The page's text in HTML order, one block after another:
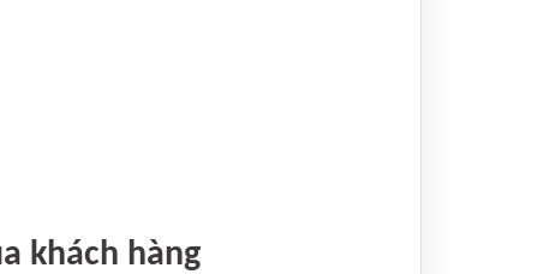
khách hàng